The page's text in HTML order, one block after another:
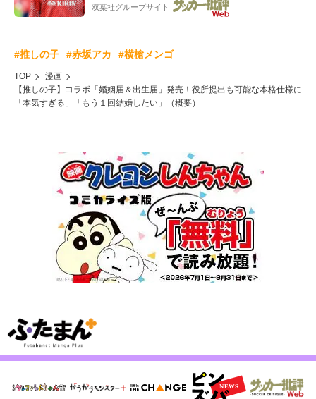
双葉社グループサイト
#推しの子 #赤坂アカ #横槍メンゴ
TOP
漫画
【推しの子】コラボ「婚姻届＆出生届」発売！役所提出も可能な本格仕様に
「本気すぎる」「もう１回結婚したい」（概要）